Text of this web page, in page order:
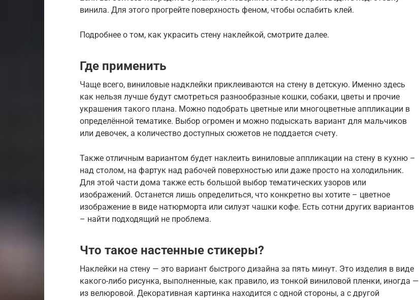
винила. Для этого прогрейте поверхность феном, чтобы ослабить клей.
Подробнее о том, как украсить стену наклейкой, смотрите далее.
Где применить
Чаще всего, виниловые надклейки приклеиваются на стену в детскую. Именно здесь
как нельзя лучше будут смотреться разнообразные кошки, собаки, цветы и прочие
украшения такого плана. Можно подобрать цветные или многоцветные аппликации в
определённой тематике. Выбор огромен и можно подыскать вариант для мальчиков
или девочек, а количество доступных сюжетов не поддается счету.
Также отличным вариантом будет наклеить виниловые аппликации на стену в кухню –
над столом, на фартук над рабочей поверхностью или даже просто на холодильник.
Для этой части дома также есть большой выбор тематических узоров или
изображений. Останется лишь определиться, что конкретно вы хотите – цветное
изображение в виде натюрморта или силуэт чашки кофе. Есть сотни других вариантов
– найти подходящий не проблема.
Что такое настенные стикеры?
Наклейки на стену — это вариант быстрого дизайна за пять минут. Это изделия в виде
какого-либо рисунка, выполненные, как правило, из тонкой виниловой пленки, иногда —
из велюровой. Декоративная картинка находится с одной стороны, а с другой